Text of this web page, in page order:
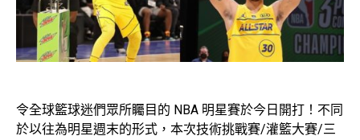
令全球籃球迷們眾所矚目的 NBA 明星賽於今日開打！不同
於以往為明星週末的形式，本次技術挑戰賽/灌籃大賽/三